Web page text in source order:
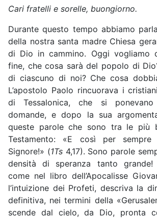
Cari fratelli e sorelle, buongiorno.
Durante questo tempo abbiamo
della nostra santa madre Chiesa
di Dio in cammino. Oggi vogliamo
fine, che cosa sarà del popolo di
di ciascuno di noi? Che cosa
L’apostolo Paolo rincuorava i
di Tessalonica, che si
domande, e dopo la sua
queste parole che sono tra le più
Testamento: «E così per
Signore!» (1Ts4,17). Sono parole
densità di speranza tanto grande!
come nel libro dell’Apocalisse
l’intuizione dei Profeti, descriva la
definitiva, nei termini della
scende dal cielo, da Dio, pronta